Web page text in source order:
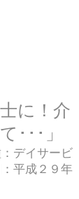
に！介
･･･」
デイサービ
平成２９年